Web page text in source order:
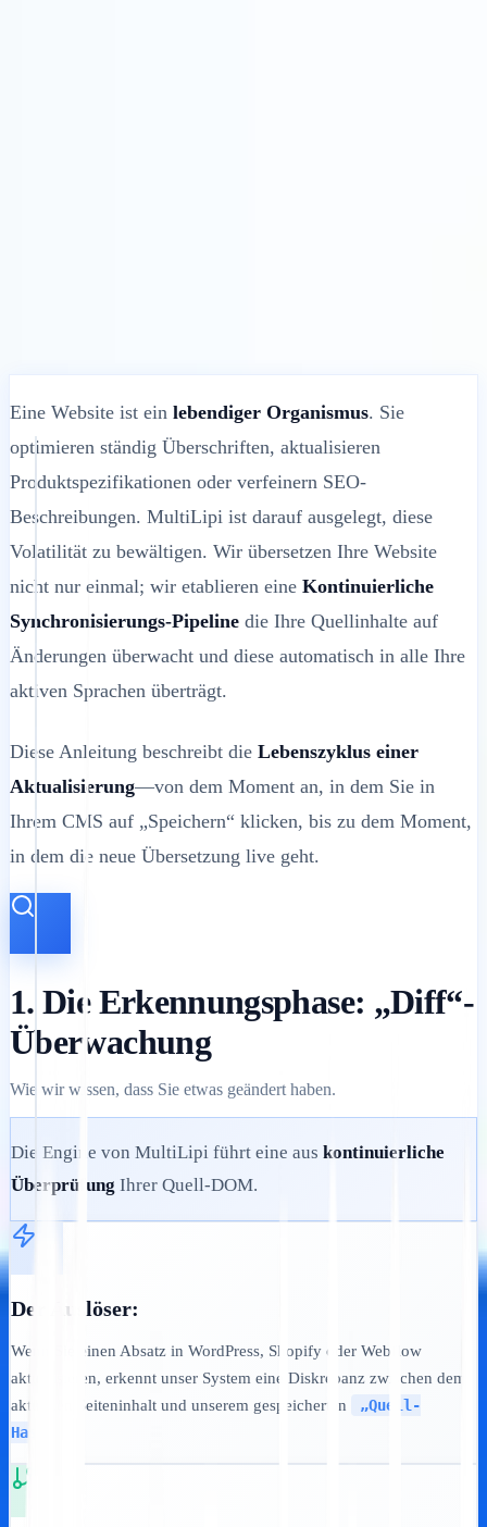
Eine Website ist ein lebendiger Organismus. Sie
optimieren ständig Überschriften, aktualisieren
Produktspezifikationen oder verfeinern SEO-
Beschreibungen. MultiLipi ist darauf ausgelegt, diese
Volatilität zu bewältigen. Wir übersetzen Ihre Website
nicht nur einmal; wir etablieren eine Kontinuierliche
Synchronisierungs-Pipeline die Ihre Quellinhalte auf
Änderungen überwacht und diese automatisch in alle Ihre
aktiven Sprachen überträgt.
Diese Anleitung beschreibt die Lebenszyklus einer
Aktualisierung—von dem Moment an, in dem Sie in
Ihrem CMS auf „Speichern“ klicken, bis zu dem Moment,
in dem die neue Übersetzung live geht.
1. Die Erkennungsphase: „Diff“-
Überwachung
Wie wir wissen, dass Sie etwas geändert haben.
Die Engine von MultiLipi führt eine aus kontinuierliche
Überprüfung Ihrer Quell-DOM.
Der Auslöser:
Wenn Sie einen Absatz in WordPress, Shopify oder Webflow
aktualisieren, erkennt unser System eine Diskrepanz zwischen dem
aktuellen Seiteninhalt und unserem gespeicherten
„Quell-
Hash“.